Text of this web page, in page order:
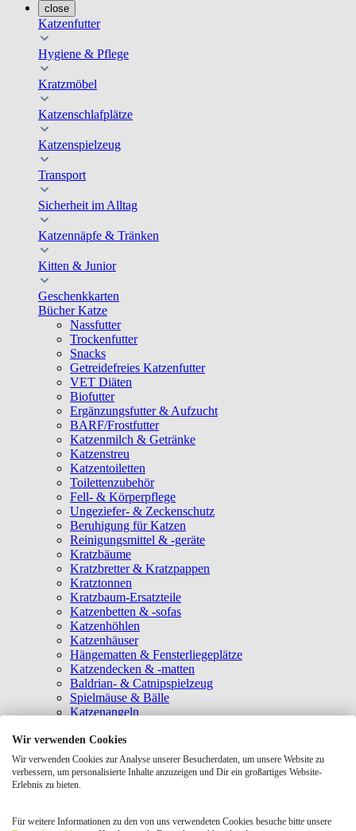
close
Katzenfutter
Hygiene & Pflege
Kratzmöbel
Katzenschlafplätze
Katzenspielzeug
Transport
Sicherheit im Alltag
Katzennäpfe & Tränken
Kitten & Junior
Geschenkkarten
Bücher Katze
Nassfutter
Trockenfutter
Snacks
Getreidefreies Katzenfutter
VET Diäten
Biofutter
Ergänzungsfutter & Aufzucht
BARF/Frostfutter
Katzenmilch & Getränke
Katzenstreu
Katzentoiletten
Toilettenzubehör
Fell- & Körperpflege
Ungeziefer- & Zeckenschutz
Beruhigung für Katzen
Reinigungsmittel & -geräte
Kratzbäume
Kratzbretter & Kratzpappen
Kratztonnen
Kratzbaum-Ersatzteile
Katzenbetten & -sofas
Katzenhöhlen
Katzenhäuser
Hängematten & Fensterliegeplätze
Katzendecken & -matten
Baldrian- & Catnipspielzeug
Spielmäuse & Bälle
Katzenangeln
Laserpointer & Elektrospielzeug
Katzentunnel
Clicker & Target Sticks für Katzen
Weiteres Katzenspielzeug
Tragetaschen
Wir verwenden Cookies
Wir verwenden Cookies zur Analyse unserer Besucherdaten, um unsere Website zu
verbessern, um personalisierte Inhalte anzuzeigen und Dir ein großartiges Website-
Erlebnis zu bieten.
Für weitere Informationen zu den von uns verwendeten Cookies besuche bitte unsere